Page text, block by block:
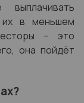
их в меньшем
– это
она пойдёт